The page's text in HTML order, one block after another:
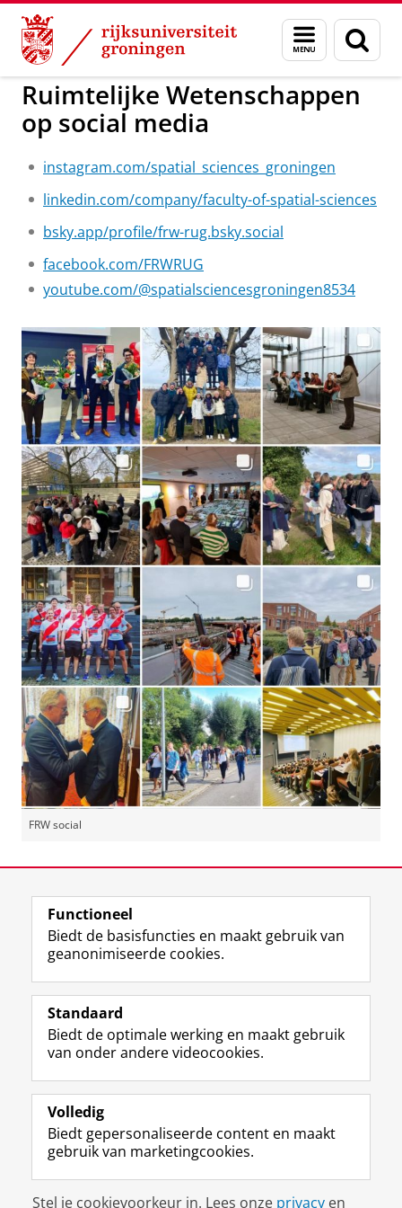
Skip
Content
Skip
Navigation
Menu
en
zoeken
Over ons Profiel
Ruimtelijke Wetenschappen
op social media
instagram.com/spatial_sciences_groningen
linkedin.com/company/faculty-of-spatial-sciences
bsky.app/profile/frw-rug.bsky.social
facebook.com/FRWRUG
youtube.com/@spatialsciencesgroningen8534
FRW social
View this page in:English
Volg de RUG
F
a
e
b
o
p
a
i
n
L
i
k
e
I
-
p
g
i
R
S
-
f
e
R
k
s
I
n
t
r
m
c
c
Y
o
T
e
k
a
a
Studiekiezers
Alumni
Over ons
Disclaimer & Copyright
Functioneel
Biedt de basisfuncties en maakt gebruik van
geanonimiseerde cookies.
Standaard
Biedt de optimale werking en maakt gebruik
van onder andere videocookies.
Volledig
Biedt gepersonaliseerde content en maakt
gebruik van marketingcookies.
Stel je cookievoorkeur in. Lees onze privacy en